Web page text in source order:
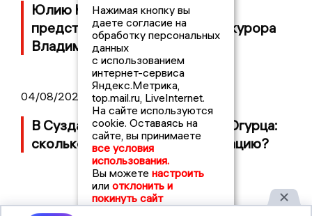
Юлию Калистову официально
представили в должности прокурора
Владимирской области
04/08/2026 09:01
В Суздале прошёл Фестиваль Огурца:
сколько потратили на организацию?
Нажимая кнопку вы
даете согласие на
обработку персональных
данных
с использованием
интернет-сервиса
Яндекс.Метрика,
top.mail.ru, LiveInternet.
На сайте используются
cookie. Оставаясь на
сайте, вы принимаете
все условия
использования.
Вы можете настроить
или отклонить и
покинуть сайт